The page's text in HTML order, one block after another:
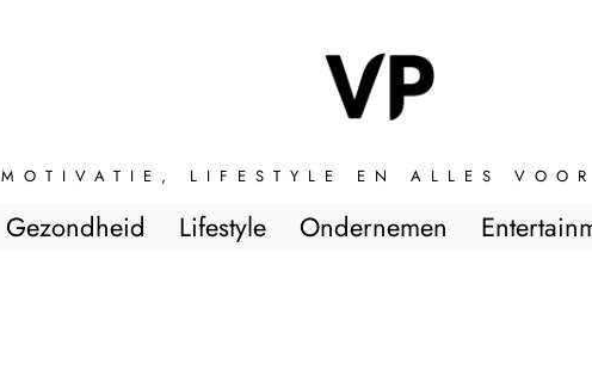
MOTIVATIE, LIFESTYLE EN ALLES VOOR
Gezondheid Lifestyle Ondernemen